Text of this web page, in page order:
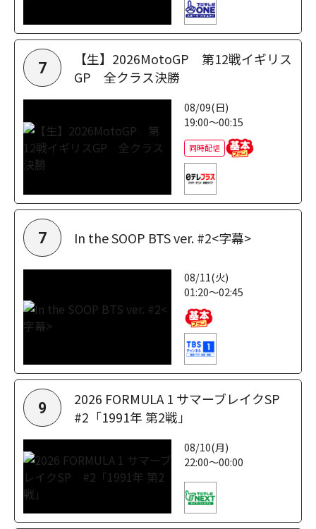
7
【生】2026MotoGP 第12戦イギリス
GP 全クラス決勝
08/09(日)
19:00～00:15
同時配信
7 In the SOOP BTS ver. #2<字幕>
08/11(火)
01:20～02:45
9
2026 FORMULA 1 サマーブレイクSP
#2「1991年 第2戦」
08/10(月)
22:00～00:00